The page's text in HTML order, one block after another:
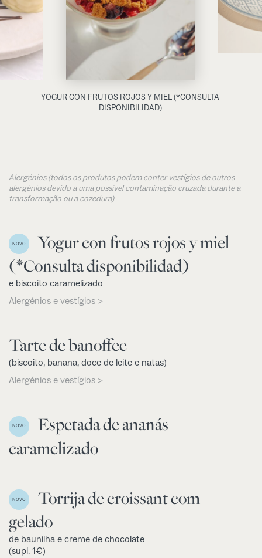
YOGUR CON FRUTOS ROJOS Y MIEL (*CONSULTA
DISPONIBILIDAD)
Alergénios (todos os produtos podem conter vestígios de outros
alergénios devido a uma possível contaminação cruzada durante a
transformação ou a cozedura)
NOVO
Yogur con frutos rojos y miel
(*Consulta disponibilidad)
e biscoito caramelizado
Alergénios e vestígios >
Tarte de banoffee
(biscoito, banana, doce de leite e natas)
Alergénios e vestígios >
NOVO
Espetada de ananás
caramelizado
NOVO
Torrija de croissant com
gelado
de baunilha e creme de chocolate
(supl. 1€)